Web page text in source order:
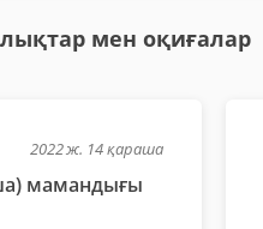
мен оқиғалар
2022 ж. 14 қараша
мамандығы